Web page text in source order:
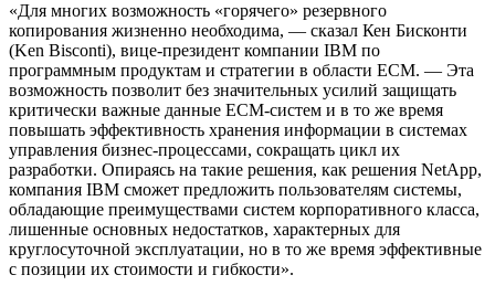
«Для многих возможность «горячего» резервного
копирования жизненно необходима, — сказал Кен Бисконти
(Ken Bisconti), вице-президент компании IBM по
программным продуктам и стратегии в области ECM. — Эта
возможность позволит без значительных усилий защищать
критически важные данные ECM-систем и в то же время
повышать эффективность хранения информации в системах
управления бизнес-процессами, сокращать цикл их
разработки. Опираясь на такие решения, как решения NetApp,
компания IBM сможет предложить пользователям системы,
обладающие преимуществами систем корпоративного класса,
лишенные основных недостатков, характерных для
круглосуточной эксплуатации, но в то же время эффективные
с позиции их стоимости и гибкости».